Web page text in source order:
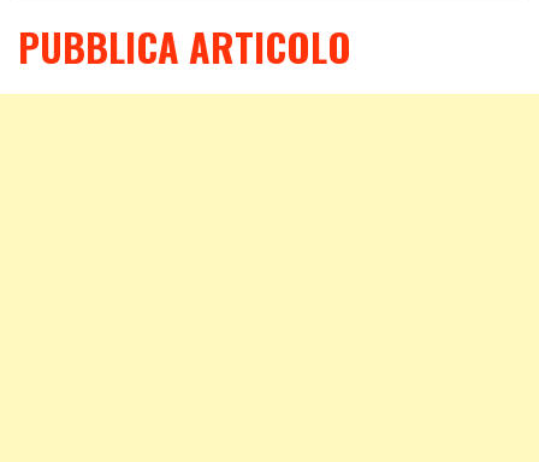
PUBBLICA ARTICOLO